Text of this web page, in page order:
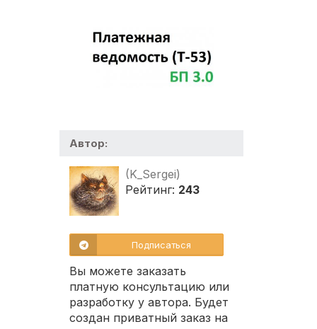
Автор:
(K_Sergei)
Рейтинг: 243
Подписаться
Вы можете заказать
платную консультацию или
разработку у автора. Будет
создан приватный заказ на